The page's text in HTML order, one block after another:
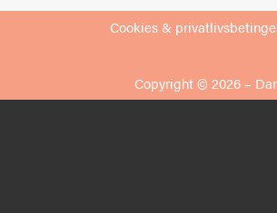
Cookies &
Copyright © 2026 –